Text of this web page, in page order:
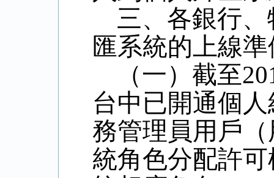
三、各銀行
匯系統的上線
（一） 截至
台中已開通個
務管理員用戶
統角色分配許